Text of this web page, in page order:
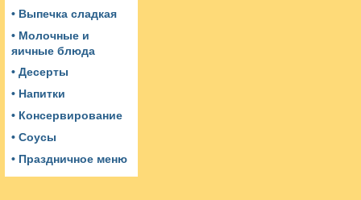
• Выпечка сладкая
• Молочные и
яичные блюда
• Десерты
• Напитки
• Консервирование
• Соусы
• Праздничное меню